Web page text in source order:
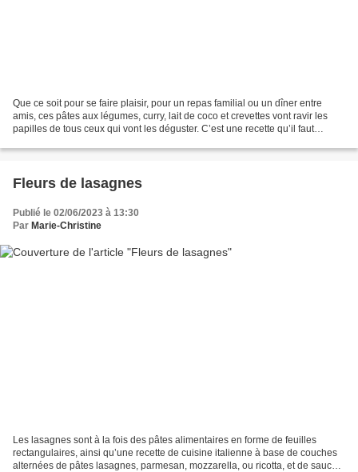
Que ce soit pour se faire plaisir, pour un repas familial ou un dîner entre
amis, ces pâtes aux légumes, curry, lait de coco et crevettes vont ravir les
papilles de tous ceux qui vont les déguster. C’est une recette qu’il faut
Fleurs de lasagnes
Publié le 02/06/2023 à 13:30
Par Marie-Christine
Les lasagnes sont à la fois des pâtes alimentaires en forme de feuilles
rectangulaires, ainsi qu’une recette de cuisine italienne à base de couches
alternées de pâtes lasagnes, parmesan, mozzarella, ou ricotta, et de sauce